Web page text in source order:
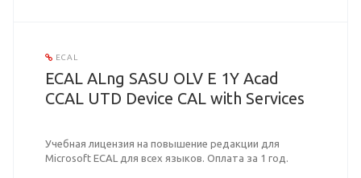
ECAL
ECAL ALng SASU OLV E 1Y Acad
CCAL UTD Device CAL with Services
Учебная лицензия на повышение редакции для
Microsoft ECAL для всех языков. Оплата за 1 год.